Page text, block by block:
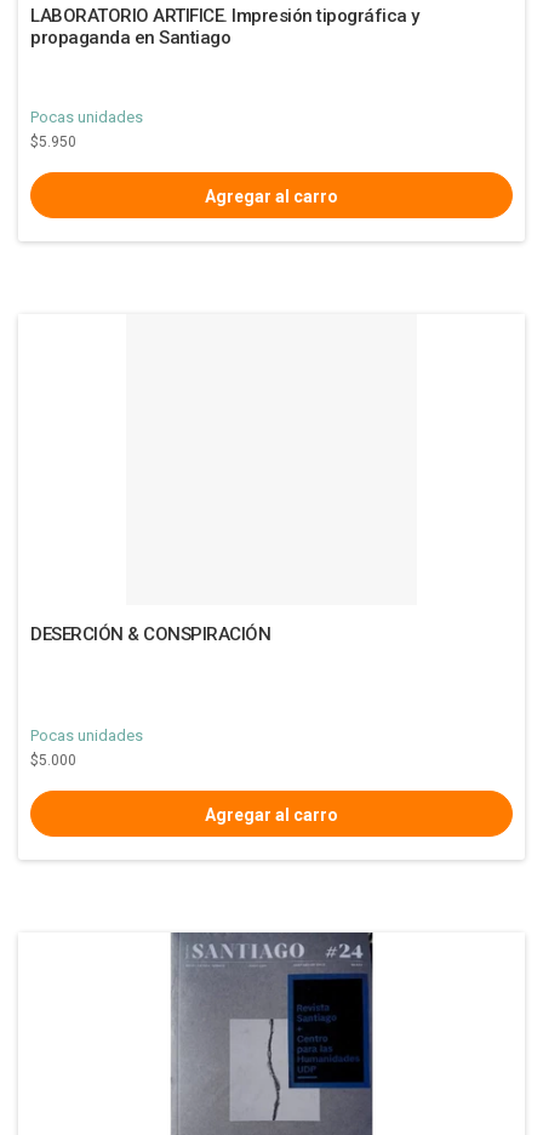
LABORATORIO ARTIFICE. Impresión tipográfica y
propaganda en Santiago
Pocas unidades
$5.950
DESERCIÓN & CONSPIRACIÓN
Pocas unidades
$5.000